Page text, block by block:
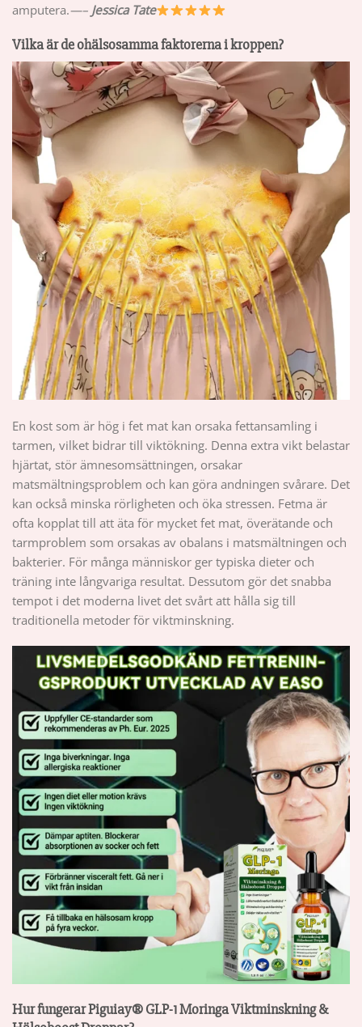
amputera.—– Jessica Tate
Vilka är de ohälsosamma faktorerna i kroppen?
En kost som är hög i fet mat kan orsaka fettansamling i
tarmen, vilket bidrar till viktökning. Denna extra vikt belastar
hjärtat, stör ämnesomsättningen, orsakar
matsmältningsproblem och kan göra andningen svårare. Det
kan också minska rörligheten och öka stressen. Fetma är
ofta kopplat till att äta för mycket fet mat, överätande och
tarmproblem som orsakas av obalans i matsmältningen och
bakterier. För många människor ger typiska dieter och
träning inte långvariga resultat. Dessutom gör det snabba
tempot i det moderna livet det svårt att hålla sig till
traditionella metoder för viktminskning.
Hur fungerar Piguiay® GLP-1 Moringa Viktminskning &